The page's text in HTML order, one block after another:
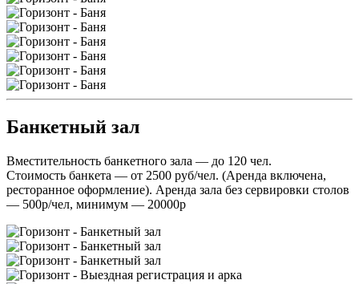
Банкетный зал
Вместительность банкетного зала — до 120 чел.
Стоимость банкета — от 2500 руб/чел. (Аренда включена,
ресторанное оформление). Аренда зала без сервировки столов
— 500р/чел, минимум — 20000р